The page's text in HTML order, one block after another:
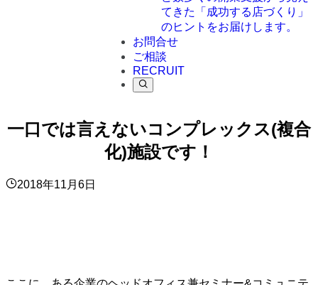
てきた「成功する店づくり」
のヒントをお届けします。
お問合せ
ご相談
RECRUIT
一口では言えないコンプレックス(複合
化)施設です！
2018年11月6日